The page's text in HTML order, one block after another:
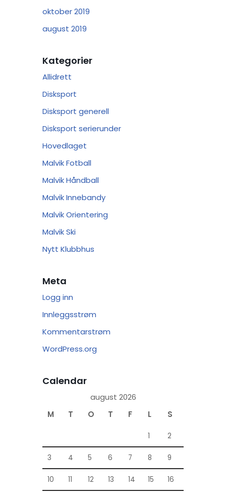
oktober 2019
august 2019
Kategorier
Allidrett
Disksport
Disksport generell
Disksport serierunder
Hovedlaget
Malvik Fotball
Malvik Håndball
Malvik Innebandy
Malvik Orientering
Malvik Ski
Nytt Klubbhus
Meta
Logg inn
Innleggsstrøm
Kommentarstrøm
WordPress.org
Calendar
august 2026
M
T O T F L S
1 2
3 4 5 6 7 8 9
10 11 12 13 14 15 16